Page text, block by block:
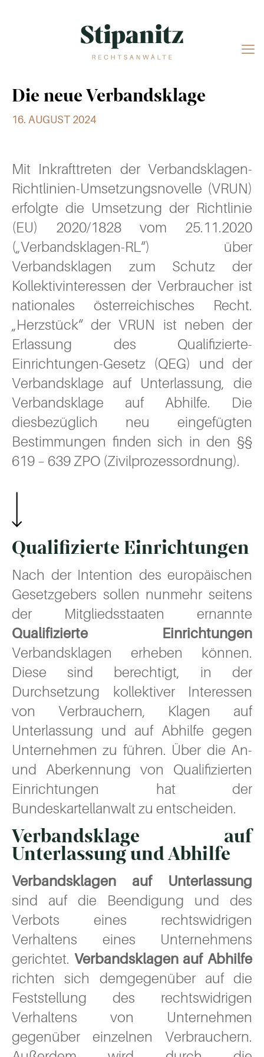
Die neue Verbandsklage
16. AUGUST 2024
Mit Inkrafttreten der Verbandsklagen-
Richtlinien-Umsetzungsnovelle (VRUN)
erfolgte die Umsetzung der Richtlinie
(EU) 2020/1828 vom 25.11.2020
(„Verbandsklagen-RL“) über
Verbandsklagen zum Schutz der
Kollektivinteressen der Verbraucher ist
nationales österreichisches Recht.
„Herzstück“ der VRUN ist neben der
Erlassung des Qualifizierte-
Einrichtungen-Gesetz (QEG) und der
Verbandsklage auf Unterlassung, die
Verbandsklage auf Abhilfe. Die
diesbezüglich neu eingefügten
Bestimmungen finden sich in den §§
619 – 639 ZPO (Zivilprozessordnung).
Qualifizierte Einrichtungen
Nach der Intention des europäischen
Gesetzgebers sollen nunmehr seitens
der Mitgliedsstaaten ernannte
Qualifizierte Einrichtungen
Verbandsklagen erheben können.
Diese sind berechtigt, in der
Durchsetzung kollektiver Interessen
von Verbrauchern, Klagen auf
Unterlassung und auf Abhilfe gegen
Unternehmen zu führen. Über die An-
und Aberkennung von Qualifizierten
Einrichtungen hat der
Bundeskartellanwalt zu entscheiden.
Verbandsklage auf
Unterlassung und Abhilfe
Verbandsklagen auf Unterlassung
sind auf die Beendigung und des
Verbots eines rechtswidrigen
Verhaltens eines Unternehmens
gerichtet. Verbandsklagen auf Abhilfe
richten sich demgegenüber auf die
Feststellung des rechtswidrigen
Verhaltens von Unternehmen
gegenüber einzelnen Verbrauchern.